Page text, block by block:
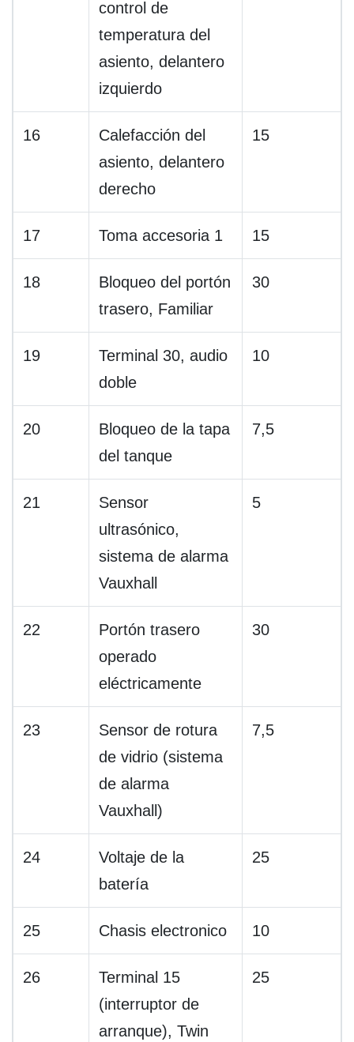
control de
temperatura del
asiento, delantero
izquierdo
16
Calefacción del
asiento, delantero
derecho
15
17 Toma accesoria 1 15
18
Bloqueo del portón
trasero, Familiar
30
19
Terminal 30, audio
doble
10
20
Bloqueo de la tapa
del tanque
7,5
21
Sensor
ultrasónico,
sistema de alarma
Vauxhall
5
22
Portón trasero
operado
eléctricamente
30
23
Sensor de rotura
de vidrio (sistema
de alarma
Vauxhall)
7,5
24
Voltaje de la
batería
25
25 Chasis electronico 10
26
Terminal 15
(interruptor de
arranque), Twin
25